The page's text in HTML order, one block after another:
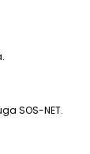
SOS-NET.